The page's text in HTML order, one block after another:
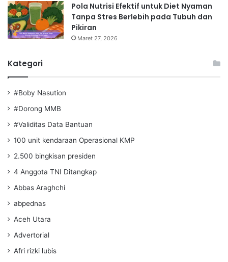
Pola Nutrisi Efektif untuk Diet Nyaman
Tanpa Stres Berlebih pada Tubuh dan
Pikiran
Maret 27, 2026
Kategori
#Boby Nasution
#Dorong MMB
#Validitas Data Bantuan
100 unit kendaraan Operasional KMP
2.500 bingkisan presiden
4 Anggota TNI Ditangkap
Abbas Araghchi
abpednas
Aceh Utara
Advertorial
Afri rizki lubis